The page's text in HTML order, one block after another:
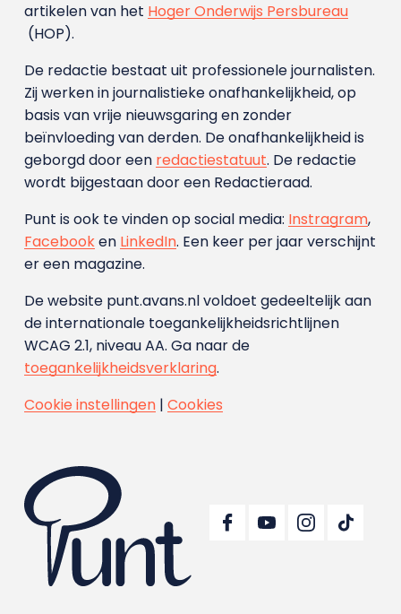
artikelen van het Hoger Onderwijs Persbureau
(HOP).
De redactie bestaat uit professionele journalisten.
Zij werken in journalistieke onafhankelijkheid, op
basis van vrije nieuwsgaring en zonder
beïnvloeding van derden. De onafhankelijkheid is
geborgd door een redactiestatuut. De redactie
wordt bijgestaan door een Redactieraad.
Punt is ook te vinden op social media: Instragram,
Facebooken LinkedIn. Een keer per jaar verschijnt
er een magazine.
De website punt.avans.nl voldoet gedeeltelijk aan
de internationale toegankelijkheidsrichtlijnen
WCAG 2.1, niveau AA. Ga naar de
toegankelijkheidsverklaring.
Cookie instellingen| Cookies